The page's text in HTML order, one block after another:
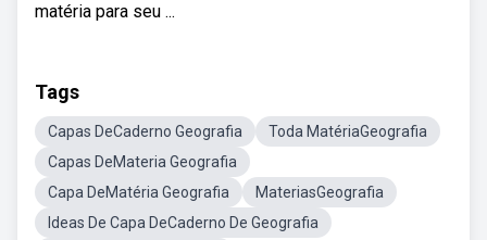
matéria para seu ...
Tags
Capas DeCaderno Geografia
Toda MatériaGeografia
Capas DeMateria Geografia
Capa DeMatéria Geografia
MateriasGeografia
Ideas De Capa DeCaderno De Geografia